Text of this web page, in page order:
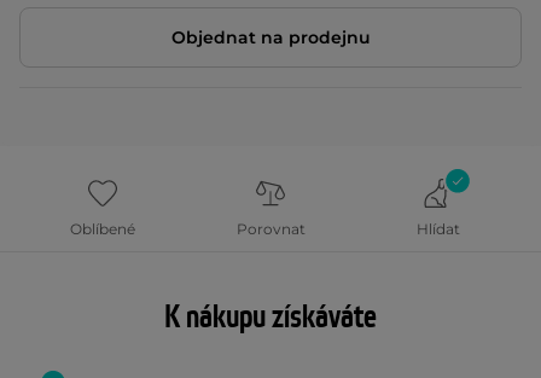
Objednat na prodejnu
Oblíbené Porovnat Hlídat
K nákupu získáváte